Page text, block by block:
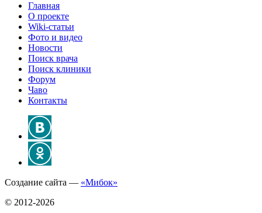
Главная
О проекте
Wiki-статьи
Фото и видео
Новости
Поиск врача
Поиск клиники
Форум
Чаво
Контакты
Создание сайта — «Мибок»
© 2012-2026